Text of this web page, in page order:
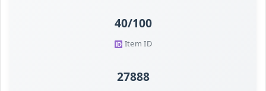
40/100
Item ID
27888